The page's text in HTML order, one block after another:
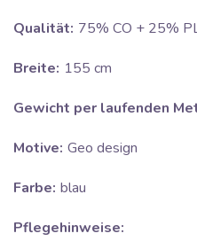
Qualität: 75% CO + 25%
Breite: 155 cm
Gewicht per laufenden
Motive: Geo design
Farbe: blau
Pflegehinweise: